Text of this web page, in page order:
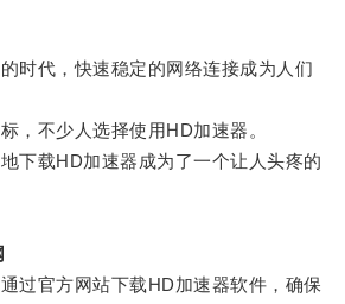
代，快速稳定的网络连接成为人们
不少人选择使用HD加速器。
载HD加速器成为了一个让人头疼的
官方网站下载HD加速器软件，确保